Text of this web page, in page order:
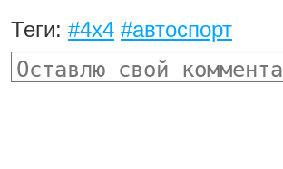
Теги: #4x4 #автоспорт